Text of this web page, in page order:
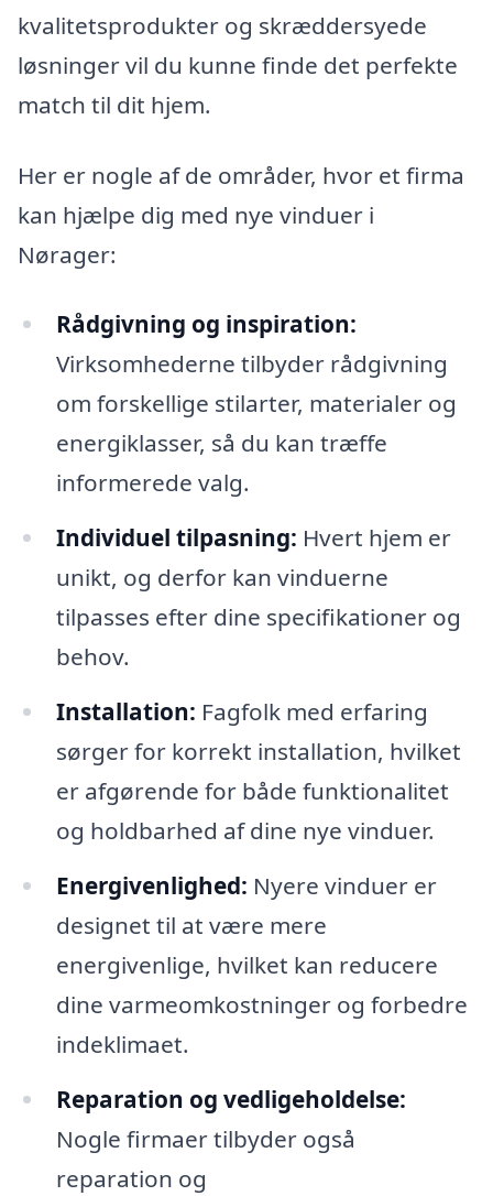
kvalitetsprodukter og skræddersyede
løsninger vil du kunne finde det perfekte
match til dit hjem.
Her er nogle af de områder, hvor et firma
kan hjælpe dig med nye vinduer i
Nørager:
Rådgivning og inspiration:
Virksomhederne tilbyder rådgivning
om forskellige stilarter, materialer og
energiklasser, så du kan træffe
informerede valg.
Individuel tilpasning: Hvert hjem er
unikt, og derfor kan vinduerne
tilpasses efter dine specifikationer og
behov.
Installation: Fagfolk med erfaring
sørger for korrekt installation, hvilket
er afgørende for både funktionalitet
og holdbarhed af dine nye vinduer.
Energivenlighed: Nyere vinduer er
designet til at være mere
energivenlige, hvilket kan reducere
dine varmeomkostninger og forbedre
indeklimaet.
Reparation og vedligeholdelse:
Nogle firmaer tilbyder også
reparation og